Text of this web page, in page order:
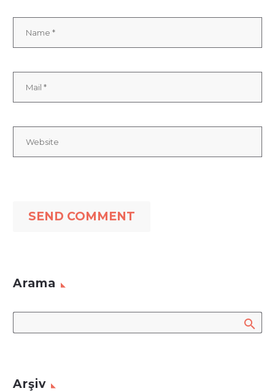
SEND COMMENT
Arama
Arşiv